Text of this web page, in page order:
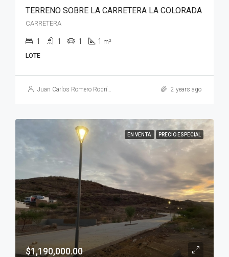
TERRENO SOBRE LA CARRETERA LA COLORADA
CARRETERA
1 1 1 1 m²
LOTE
Juan Carlos Romero Rodríguez 2 years ago
EN VENTA PRECIO ESPECIAL
$1,190,000.00